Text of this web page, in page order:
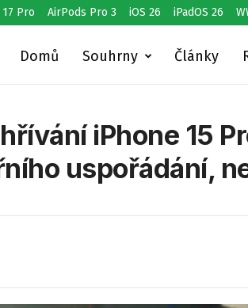
Pro AirPods Pro 3 iOS 26 iPadOS 26
p
Domů Souhrny Články
iPhone 15
uspořádání,